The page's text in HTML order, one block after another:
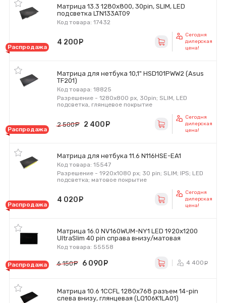
Матрица 13.3 1280x800, 30pin, SLIM, LED
подсветка LTN133AT09
Код товара: 17432
Распродажа
4 200
Сегодня
дилерская
цена!
Матрица для нетбука 10,1" HSD101PWW2 (Asus
TF201)
Код товара: 18825
Разрешение - 1280x800 px, 30pin; SLIM, LED
подсветка, глянцевое покрытие
Распродажа
2 500 руб.
2 400
Сегодня
дилерская
цена!
Матрица для нетбука 11.6 N116HSE-EA1
Код товара: 15547
Разрешение - 1920x1080 px; 30 pin; SLIM; IPS; LED
подсветка; матовое покрытие
Распродажа
4 020
Сегодня
дилерская
цена!
Матрица 16.0 NV160WUM-NY1 LED 1920x1200
UltraSlim 40 pin справа внизу/матовая
Код товара: 55558
Распродажа 6 150 руб.
6 090 4 400
Матрица 10.6 1CCFL 1280x768 разъем 14-pin
слева внизу, глянцевая (LQ106K1LA01)